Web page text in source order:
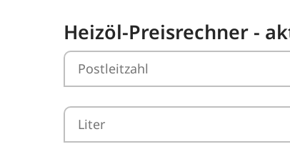
Heizöl-Preisrechner -